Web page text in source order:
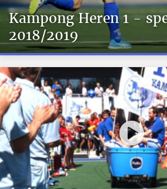
Kampong Heren 1 -
2018/2019